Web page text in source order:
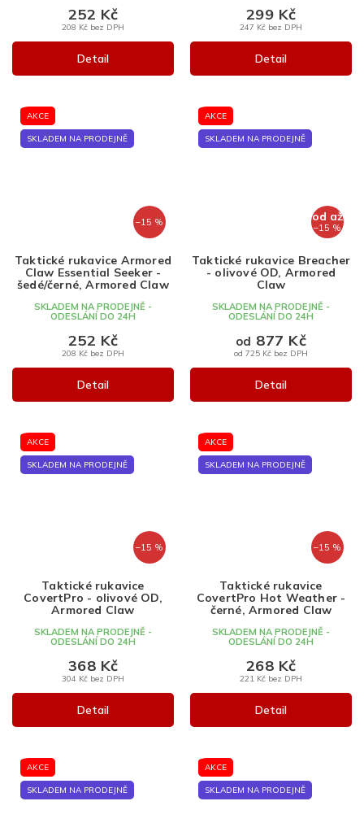
208 Kč bez DPH
252 Kč
Detail
247 Kč bez DPH
299 Kč
Detail
AKCE
SKLADEM NA PRODEJNĚ
–15 %
Taktické rukavice Armored
Claw Essential Seeker -
šedé/černé, Armored Claw
SKLADEM NA PRODEJNĚ -
ODESLÁNÍ DO 24H
208 Kč bez DPH
252 Kč
Detail
AKCE
SKLADEM NA PRODEJNĚ
od až
–15 %
Taktické rukavice Breacher
- olivové OD, Armored
Claw
SKLADEM NA PRODEJNĚ -
ODESLÁNÍ DO 24H
od 725 Kč bez DPH
od 877 Kč
Detail
AKCE
SKLADEM NA PRODEJNĚ
–15 %
Taktické rukavice
CovertPro - olivové OD,
Armored Claw
SKLADEM NA PRODEJNĚ -
ODESLÁNÍ DO 24H
304 Kč bez DPH
368 Kč
Detail
AKCE
SKLADEM NA PRODEJNĚ
–15 %
Taktické rukavice
CovertPro Hot Weather -
černé, Armored Claw
SKLADEM NA PRODEJNĚ -
ODESLÁNÍ DO 24H
221 Kč bez DPH
268 Kč
Detail
AKCE
SKLADEM NA PRODEJNĚ
AKCE
SKLADEM NA PRODEJNĚ